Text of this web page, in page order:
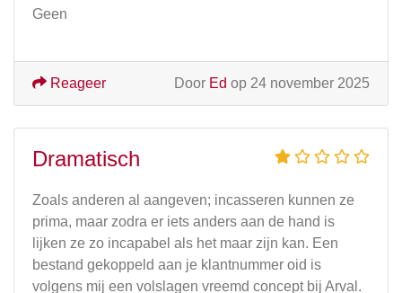
Geen
Door Ed op 24 november 2025
Reageer
Dramatisch
Zoals anderen al aangeven; incasseren kunnen ze
prima, maar zodra er iets anders aan de hand is
lijken ze zo incapabel als het maar zijn kan. Een
bestand gekoppeld aan je klantnummer oid is
volgens mij een volslagen vreemd concept bij Arval.